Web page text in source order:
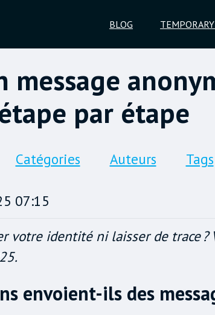
BLOG
message
par étape
Catégories Auteurs Tags
07:15
votre identité ni laisser de trace
envoient-ils des